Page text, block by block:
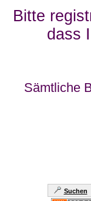
Bitte
dass
Sämtliche
Suchen